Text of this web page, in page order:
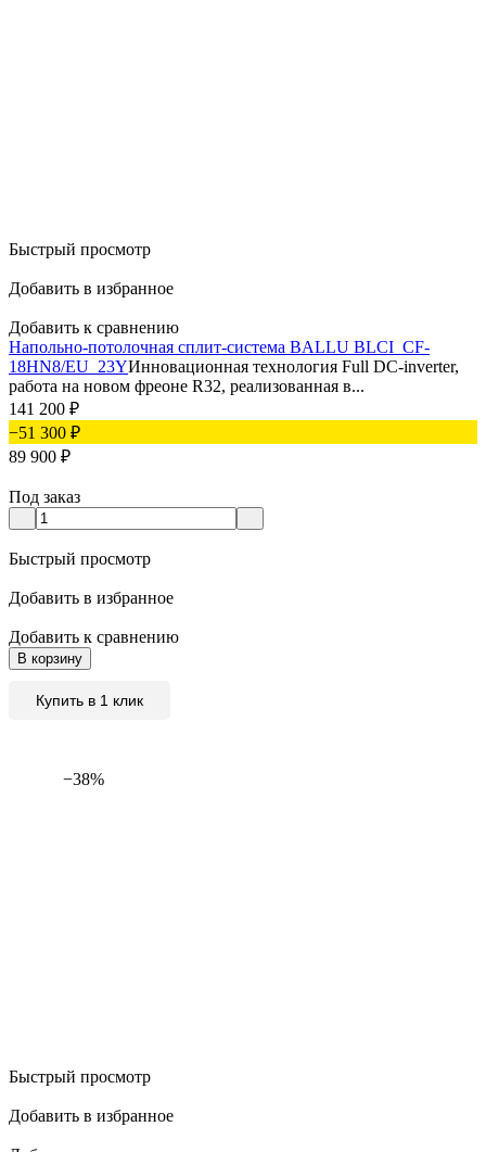
Быстрый просмотр
Добавить в избранное
Добавить к сравнению
Напольно-потолочная сплит-система BALLU BLCI_CF-
18HN8/EU_23YИнновационная технология Full DC-inverter,
работа на новом фреоне R32, реализованная в...
141 200 ₽
−51 300 ₽
89 900 ₽
Под заказ
Быстрый просмотр
Добавить в избранное
Добавить к сравнению
В корзину
Купить в 1 клик
−38%
Быстрый просмотр
Добавить в избранное